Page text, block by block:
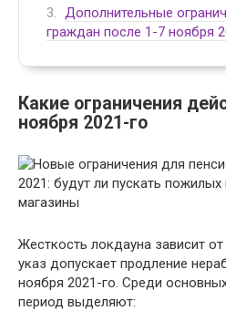
Дополнительные
граждан после 1-7 ноября
Какие ограничения
ноября 2021-го
Жесткость локдауна зависит
указ допускает продление
ноября 2021-го. Среди
период выделяют: